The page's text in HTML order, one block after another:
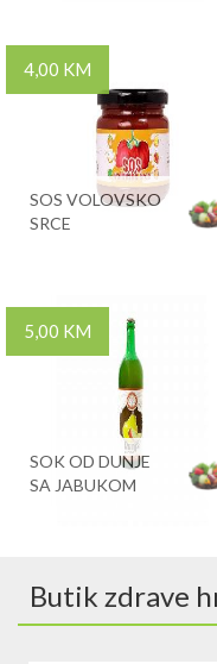
4,00 KM
SOS VOLOVSKO
SRCE
5,00 KM
SOK OD DUNJE
SA JABUKOM
Butik zdrave